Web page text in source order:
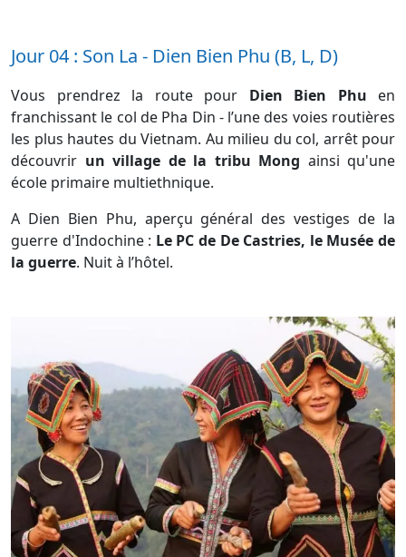
Jour 04 : Son La - Dien Bien Phu (B, L, D)
Vous prendrez la route pour Dien Bien Phu en
franchissant le col de Pha Din - l’une des voies routières
les plus hautes du Vietnam. Au milieu du col, arrêt pour
découvrir un village de la tribu Mong ainsi qu'une
école primaire multiethnique.
A Dien Bien Phu, aperçu général des vestiges de la
guerre d'Indochine : Le PC de De Castries, le Musée de
la guerre. Nuit à l’hôtel.